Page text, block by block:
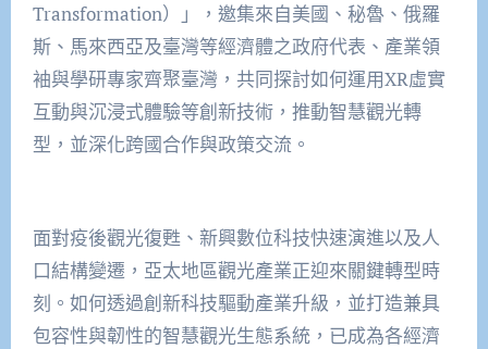
Transformation）」，邀集來自美國、秘魯、俄羅
斯、馬來西亞及臺灣等經濟體之政府代表、產業領
袖與學研專家齊聚臺灣，共同探討如何運用XR虛實
互動與沉浸式體驗等創新技術，推動智慧觀光轉
型，並深化跨國合作與政策交流。
面對疫後觀光復甦、新興數位科技快速演進以及人
口結構變遷，亞太地區觀光產業正迎來關鍵轉型時
刻。如何透過創新科技驅動產業升級，並打造兼具
包容性與韌性的智慧觀光生態系統，已成為各經濟